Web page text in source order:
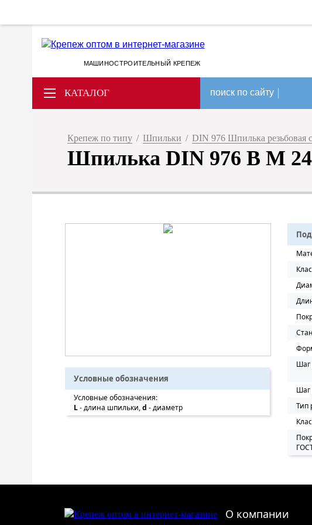
МАШИНОСТРОИТЕЛЬНЫЙ КРЕПЕЖ
КАТАЛОГ поиск по сайту
Крепеж по типу / Шпильки / DIN 976 Шпилька резьбовая
Шпилька DIN 976 B M 24
Условные обозначения
Условные обозначения:
L- длина шпильки,d - диаметр
Шаг
Шаг
Тип
О компании